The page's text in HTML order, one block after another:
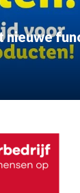
nieuwe